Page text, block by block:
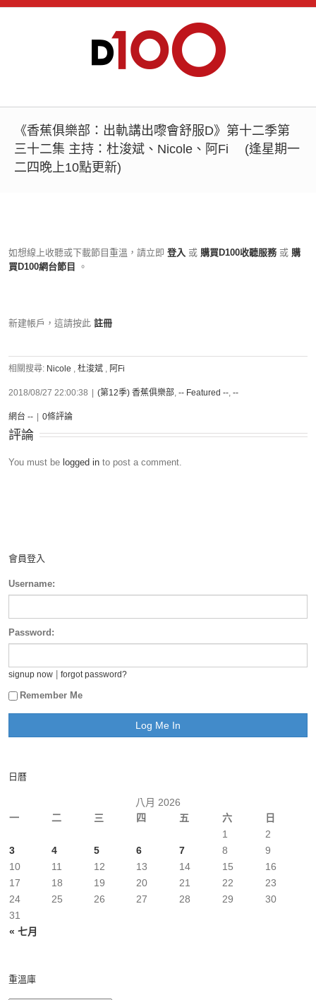
《香蕉俱樂部：出軌講出嚟會舒服D》第十二季第
三十二集 主持：杜浚斌、Nicole、阿Fi (逢星期一
二四晚上10點更新)
如想線上收聽或下載節目重溫，請立即 登入 或 購買D100收聽服務 或 購
買D100網台節目
。
新建帳戶，這請按此 註冊
相關搜尋: Nicole , 杜浚斌 , 阿Fi
2018/08/27 22:00:38 (第12季) 香蕉俱樂部, -- Featured --, --
網台 -- 0條評論
評論
You must be logged in to post a comment.
會員登入
Username:
Password:
signup now forgot password?
Remember Me
日曆
八月 2026
一
二 三 四 五 六 日
« 七月
1
2
3
4 5 6 7 8
9
10
11 12 13 14 15
16
17
18 19 20 21 22
23
24
25 26 27 28 29
30
31
重溫庫